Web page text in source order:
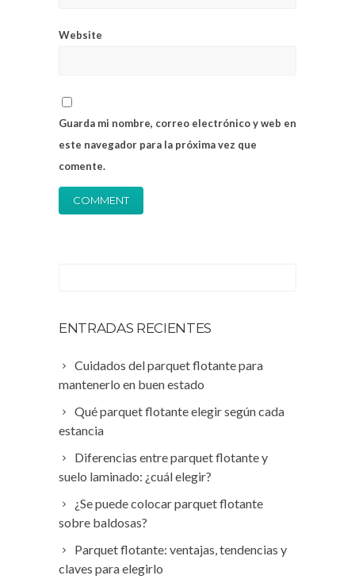
Website
Guarda mi nombre, correo electrónico y web en
este navegador para la próxima vez que
comente.
ENTRADAS RECIENTES
Cuidados del parquet flotante para
mantenerlo en buen estado
Qué parquet flotante elegir según cada
estancia
Diferencias entre parquet flotante y
suelo laminado: ¿cuál elegir?
¿Se puede colocar parquet flotante
sobre baldosas?
Parquet flotante: ventajas, tendencias y
claves para elegirlo